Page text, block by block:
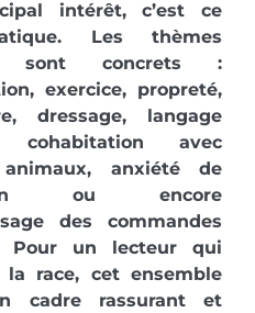
intérêt, c’est ce
Les thèmes
sont concrets :
exercice, propreté,
dressage, langage
cohabitation avec
animaux, anxiété de
ou encore
des commandes
Pour un lecteur qui
la race, cet ensemble
cadre rassurant et